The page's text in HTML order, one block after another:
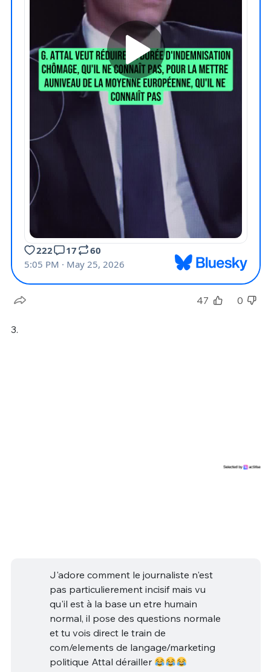
47 0
3.
J'adore comment le journaliste n'est
pas particulierement incisif mais vu
qu'il est à la base un etre humain
normal, il pose des questions normale
et tu vois direct le train de
com/elements de langage/marketing
politique Attal dérailler